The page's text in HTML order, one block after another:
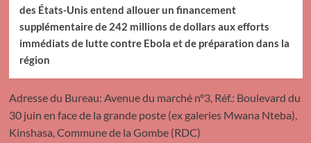
des États-Unis entend allouer un financement
supplémentaire de 242 millions de dollars aux efforts
immédiats de lutte contre Ebola et de préparation dans la
région
Adresse du Bureau: Avenue du marché n°3, Réf.: Boulevard du
30 juin en face de la grande poste (ex galeries Mwana Nteba),
Kinshasa, Commune de la Gombe (RDC)